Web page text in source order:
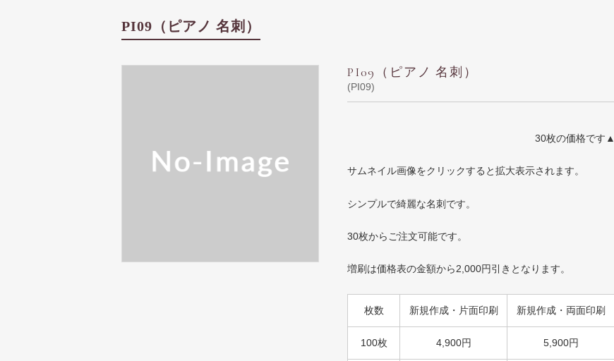
PI09（ピアノ 名刺）
PI09（ピアノ 名刺）
(PI09)
30枚の価格です▲
サムネイル画像をクリックすると拡大表示されます。
シンプルで綺麗な名刺です。
30枚からご注文可能です。
増刷は価格表の金額から2,000円引きとなります。
枚数 新規作成・片面印刷 新規作成・両面印刷
100枚 4,900円 5,900円